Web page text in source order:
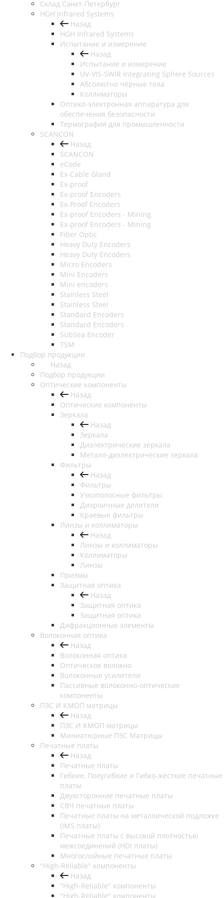
Cклад Санкт-Петербург
HGH Infrared Systems
Назад
HGH Infrared Systems
Испытание и измерение
Назад
Испытание и измерение
UV-VIS-SWIR Integrating Sphere Sources
Абсолютно чёрные тела
Коллиматоры
Оптико-электронная аппаратура для
обеспечения безопасности
Термография для промышленности
SCANCON
Назад
SCANCON
eCode
Ex-Cable Gland
Ex-proof
Ex-proof Encoders
Ex-Proof Encoders
Ex-proof Encoders - Mining
Ex-proof Encoders - Mining
Fiber Optic
Heavy Duty Encoders
Heavy Duty Encoders
Micro Encoders
Mini Encoders
Mini encoders
Stainless Steel
Stainless Steel
Standard Encoders
Standard Encoders
SubSea Encoder
TSM
Подбор продукции
Назад
Подбор продукции
Оптические компоненты
Назад
Оптические компоненты
Зеркала
Назад
Зеркала
Диэлектрические зеркала
Металл-диэлектрические зеркала
Фильтры
Назад
Фильтры
Узкополосные фильтры
Дихроичные делители
Краевые фильтры
Линзы и коллиматоры
Назад
Линзы и коллиматоры
Коллиматоры
Линзы
Призмы
Защитная оптика
Назад
Защитная оптика
Защитная оптика
Дифракционные элементы
Волоконная оптика
Назад
Волоконная оптика
Оптическое волокно
Волоконные усилители
Пассивные волоконно-оптические
компоненты
ПЗС И КМОП матрицы
Назад
ПЗС И КМОП матрицы
Миниатюрные ПЗС Матрицы
Печатные платы
Назад
Печатные платы
Гибкие, Полугибкие и Гибко-жёсткие печатные
платы
Двухсторонние печатные платы
СВЧ печатные платы
Печатные платы на металлической подложке
(IMS платы)
Печатные платы с высокой плотностью
межсоединений (HDI платы)
Многослойные печатные платы
"High-Reliable" компоненты
Назад
"High-Reliable" компоненты
"High-Reliable" компоненты